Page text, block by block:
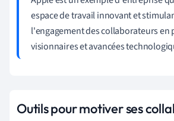
espace de travail innovant et
l'engagement des collaborateurs
visionnaires et avancées
Outils pour motiver ses